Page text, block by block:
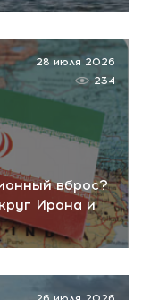
вброс?
Ирана и
28 июля 2026
234